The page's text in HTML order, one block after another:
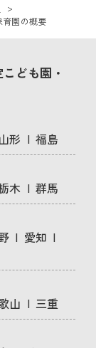
育園の概要
ども園・
山形
福島
木
群馬
愛知
山
三重